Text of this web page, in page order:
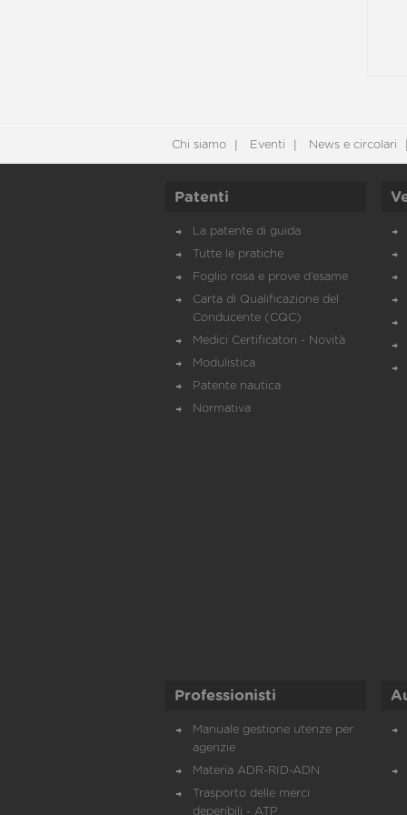
Chi siamo Eventi News e circolari
Patenti
La patente di guida
Tutte le pratiche
Foglio rosa e prove d’esame
Carta di Qualificazione del
Conducente (CQC)
Medici Certificatori - Novità
Modulistica
Patente nautica
Normativa
Professionisti
Manuale gestione utenze per
agenzie
Materia ADR-RID-ADN
Trasporto delle merci
deperibili - ATP